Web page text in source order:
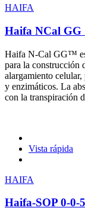
HAIFA
Haifa NCal GG
Haifa N-Cal GG™ es
para la construcción
alargamiento
y enzimáticos. La
con la transpiración
Vista rápida
HAIFA
Haifa-SOP 0-0-